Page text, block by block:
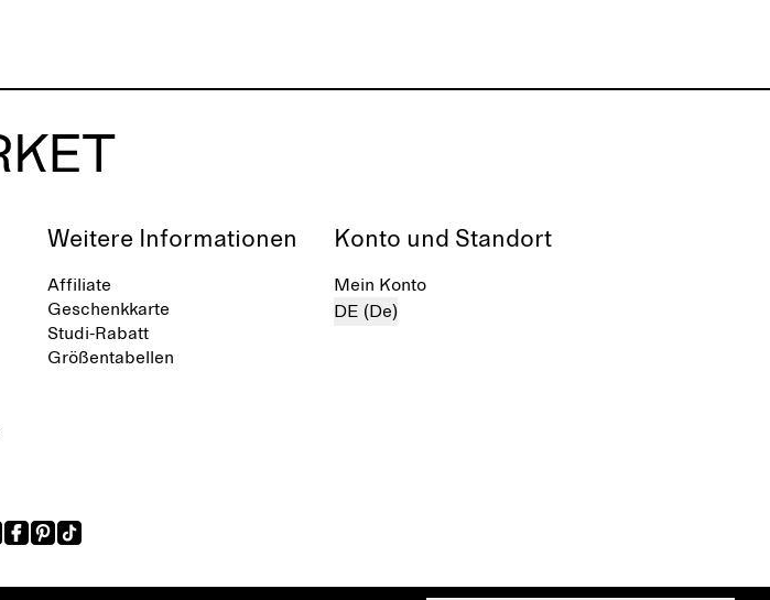
Weitere Informationen
Affiliate
Geschenkkarte
Studi-Rabatt
Größentabellen
Konto und Standort
Mein Konto
DE (De)